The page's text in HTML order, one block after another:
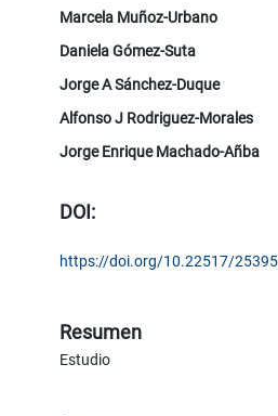
Marcela Muñoz-Urbano
Daniela Gómez-Suta
Jorge A Sánchez-Duque
Alfonso J Rodriguez-Morales
Jorge Enrique Machado-Añba
DOI:
https://doi.org/10.22517/
Resumen
Estudio